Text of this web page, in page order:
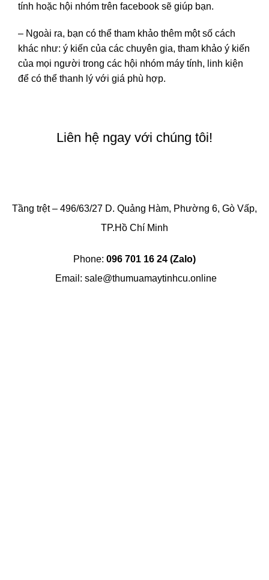
tính hoặc hội nhóm trên facebook sẽ giúp bạn.
– Ngoài ra, bạn có thể tham khảo thêm một số cách
khác như: ý kiến của các chuyên gia, tham khảo ý kiến
của mọi người trong các hội nhóm máy tính, linh kiện
để có thể thanh lý với giá phù hợp.
Liên hệ ngay với chúng tôi!
Tầng trệt – 496/63/27 D. Quảng Hàm, Phường 6, Gò Vấp,
TP.Hồ Chí Minh
Phone: 096 701 16 24 (Zalo)
Email: sale@thumuamaytinhcu.online